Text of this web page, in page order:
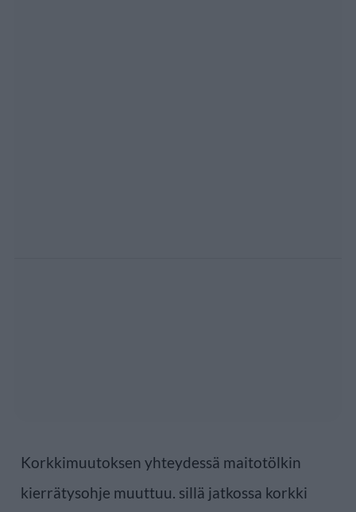
Korkkimuutoksen yhteydessä maitotölkin
kierrätysohje muuttuu. sillä jatkossa korkki